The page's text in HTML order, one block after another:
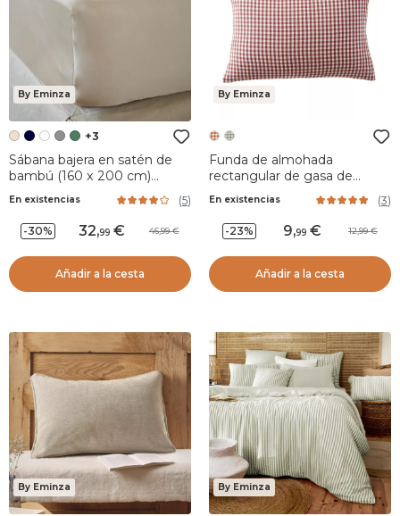
By Eminza
+3
Sábana bajera en satén de
bambú (160 x 200 cm)
Sienna Beige pampa
En existencias (5)
-30% 32,99 46,99
Añadir a la cesta
By Eminza
Funda de almohada
rectangular de gasa de
algodón (50 x 70 cm) Gaïa
vichy Terracotta
En existencias (3)
-23% 9,99 12,99
Añadir a la cesta
By Eminza By Eminza